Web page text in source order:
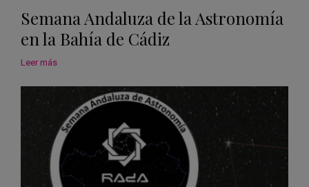
Semana Andaluza de la Astronomía
en la Bahía de Cádiz
Leer más